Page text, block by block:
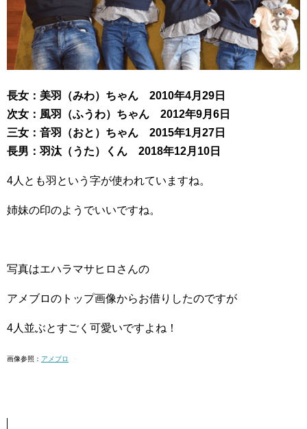
長女：美羽（みわ）ちゃん 2010年4月29日
次女：風羽（ふうわ）ちゃん 2012年9月6日
三女：音羽（おと）ちゃん 2015年1月27日
長男：羽汰（うた）くん 2018年12月10日
4人とも羽という字が使われていますね。
姉妹の印のようでいいですね。
写真はエハラマサヒロさんの
アメブロのトップ画像からお借りしたのですが
4人並ぶとすごく可愛いですよね！
画像参照： アメブロ